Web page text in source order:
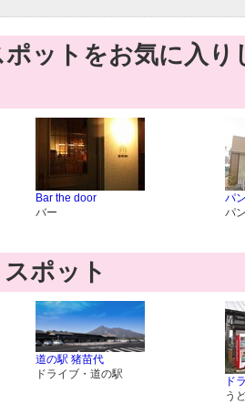
ポットをお気に入
Bar the door
バー
パ
パ
ポット
道の駅 猪苗代
ドライブ・道の駅
ド
う